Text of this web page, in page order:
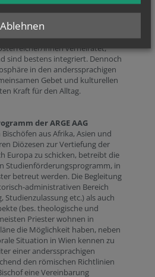
innen internationaler
ebenso wie Geschäftsleute,
Krankenpfleger/innenl, aber
ohne regulären
innen verheiratet,
sind bestens integriert. Dennoch
in den anderssprachigen
Gebet und kulturellen
Kraft für den Alltag.
der ARGE AAG
aus Afrika, Asien und
Diözesen zur Vertiefung der
Europa zu schicken, betreibt die
Studienförderungsprogramm, in
betreut werden. Die Begleitung
administrativen Bereich
etc.) als auch
(bes. theologische und
Priester wohnen in
die Möglichkeit haben, neben
Situation in Wien kennen zu
einer anderssprachigen
den römischen Richtlinien
eine Vereinbarung
Ablehnen